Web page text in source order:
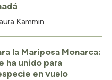
Kammin
la Mariposa Monarca:
ha unido para
en vuelo